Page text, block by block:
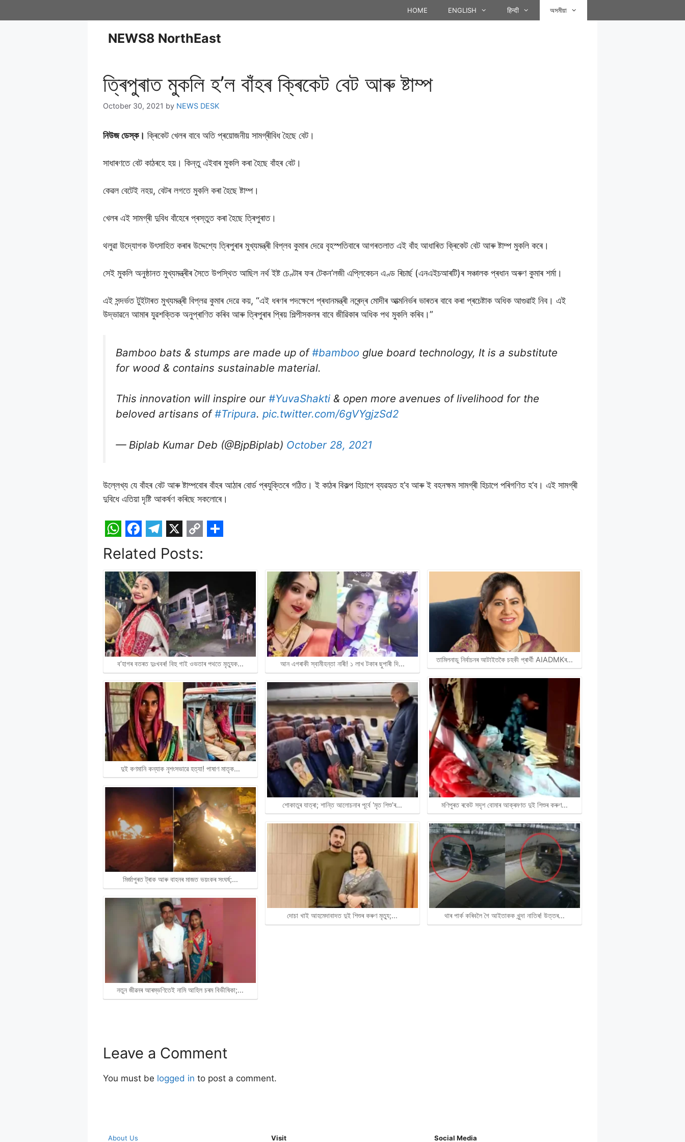
HOME ENGLISH हिन्दी অসমীয়া
NEWS8 NorthEast
ত্ৰিপুৰাত মুকলি হ’ল বাঁহৰ ক্ৰিকেট বেট আৰু ষ্টাম্প
October 30, 2021 by NEWS DESK
নিউজ ডেস্ক। ক্ৰিকেট খেলৰ বাবে অতি প্ৰয়োজনীয় সামগ্ৰীবিধ হৈছে বেট।
সাধাৰণতে বেট কাঠৰহে হয়। কিন্তু এইবাৰ মুকলি কৰা হৈছে বাঁহৰ বেট।
কেৱল বেটেই নহয়, বেটৰ লগতে মুকলি কৰা হৈছে ষ্টাম্প।
খেলৰ এই সামগ্ৰী দুবিধ বাঁহেৰে প্ৰস্তুত কৰা হৈছে ত্ৰিপুৰাত।
থলুৱা উদ্যোগক উৎসাহিত কৰাৰ উদ্দেশ্যে ত্ৰিপুৰাৰ মুখ্যমন্ত্ৰী বিপ্লব কুমাৰ দেৱে বৃহস্পতিবাৰে আগৰতলাত এই বাঁহ আধাৰিত ক্ৰিকেট বেট আৰু ষ্টাম্প মুকলি কৰে।
সেই মুকলি অনুষ্ঠানত মুখ্যমন্ত্ৰীৰ সৈতে উপস্থিত আছিল নৰ্থ ইষ্ট চেণ্টাৰ ফৰ টেকন’লজী এপ্লিকেচন এণ্ড ৰিচাৰ্ছ (এনএইচআৰটি)ৰ সঞ্চালক প্ৰধান অৰুণ কুমাৰ শৰ্মা।
এই সন্দৰ্ভত টুইটাৰত মুখ্যমন্ত্ৰী বিপ্লৱ কুমাৰ দেৱে কয়, “এই ধৰণৰ পদক্ষেপে প্ৰধানমন্ত্ৰী নৰেন্দ্ৰ মোদীৰ আত্মনিৰ্ভৰ ভাৰতৰ বাবে কৰা প্ৰচেষ্টাক অধিক আগুৱাই নিব। এই
উদ্ভাৱনে আমাৰ যুৱশক্তিক অনুপ্ৰাণিত কৰিব আৰু ত্ৰিপুৰাৰ প্ৰিয় শিল্পীসকলৰ বাবে জীৱিকাৰ অধিক পথ মুকলি কৰিব।”
Bamboo bats & stumps are made up of#bamboo glue board technology, It is a substitute
for wood & contains sustainable material.
This innovation will inspire our #YuvaShakti & open more avenues of livelihood for the
beloved artisans of#Tripura. pic.twitter.com/6gVYgjzSd2
— Biplab Kumar Deb (@BjpBiplab) October 28, 2021
উল্লেখ্য যে বাঁহৰ বেট আৰু ষ্টাম্পবোৰ বাঁহৰ আঠাৰ বোৰ্ড প্ৰযুক্তিৰে গঠিত। ই কাঠৰ বিকল্প হিচাপে ব্যৱহৃত হ’ব আৰু ই বহনক্ষম সামগ্ৰী হিচাপে পৰিগণিত হ’ব। এই সামগ্ৰী
দুবিধে এতিয়া দৃষ্টি আকৰ্ষণ কৰিছে সকলোৰে।
W
h
a
t
s
A
p
p
F
a
c
e
b
o
o
k
T
e
l
e
g
a
m
X
C
o
p
y
L
i
n
k
a
r
e
Related Posts:
ব’হাগৰ বতৰত দুঃখবৰ! বিহু গাই ওভতাৰ পথতে মৃত্যুক…
দুই কণমানি কন্যাক নৃশংসভাৱে হত্যা! পাষাণ মাতৃক…
মিৰ্জাপুৰত ট্ৰাক আৰু বাহনৰ মাজত ভয়ংকৰ সংঘৰ্ষ;…
নতুন জীৱনৰ আৰম্ভণিতেই নামি আহিল চৰম বিভীষিকা;…
আন এগৰাকী স্বামীহন্তা নাৰী! ১ লাখ টকাৰ ছুপাৰী দি…
শোকাতুৰ যাত্ৰা; শান্তি আলোচনাৰ পূৰ্বে 'মৃত শিশু’ৰ…
দোচা খাই আহমেদাবাদত দুই শিশুৰ কৰুণ মৃত্যু;…
তামিলনাডু নিৰ্বাচনৰ আটাইতকৈ চহকী প্ৰাৰ্থী AIADMKৰ…
মণিপুৰত ৰকেট সদৃশ বোমাৰ আক্ৰমণত দুই শিশুৰ কৰুণ…
থাৰ পাৰ্ক কৰিবলৈ গৈ আইতাকক খুন্দা নাতিৰ! উত্তৰ…
Leave a Comment
You must be logged in to post a comment.
About Us Visit Social Media